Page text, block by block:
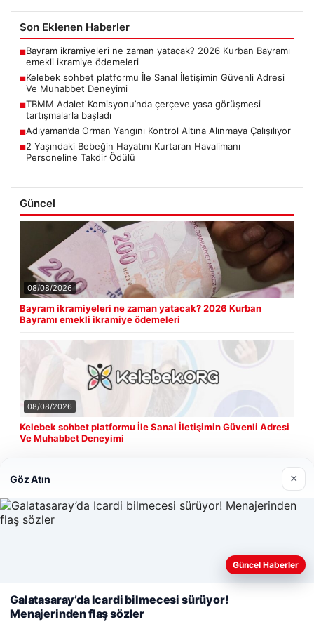
Son Eklenen Haberler
■Bayram ikramiyeleri ne zaman yatacak? 2026 Kurban Bayramı
emekli ikramiye ödemeleri
■Kelebek sohbet platformu İle Sanal İletişimin Güvenli Adresi
Ve Muhabbet Deneyimi
■TBMM Adalet Komisyonu’nda çerçeve yasa görüşmesi
tartışmalarla başladı
■Adıyaman’da Orman Yangını Kontrol Altına Alınmaya Çalışılıyor
■2 Yaşındaki Bebeğin Hayatını Kurtaran Havalimanı
Personeline Takdir Ödülü
Güncel
08/08/2026
Bayram ikramiyeleri ne zaman yatacak? 2026 Kurban
Bayramı emekli ikramiye ödemeleri
08/08/2026
Kelebek sohbet platformu İle Sanal İletişimin Güvenli Adresi
Ve Muhabbet Deneyimi
Cengiz Sigorta
Web sitemizi nasıl kullandığınızı daha iyi anlayabilmek,
kullanıyoruz.
Çerez Politikamız
Reddet Kabul Et
Göz Atın ×
Güncel Haberler
Galatasaray’da Icardi bilmecesi sürüyor!
Menajerinden flaş sözler